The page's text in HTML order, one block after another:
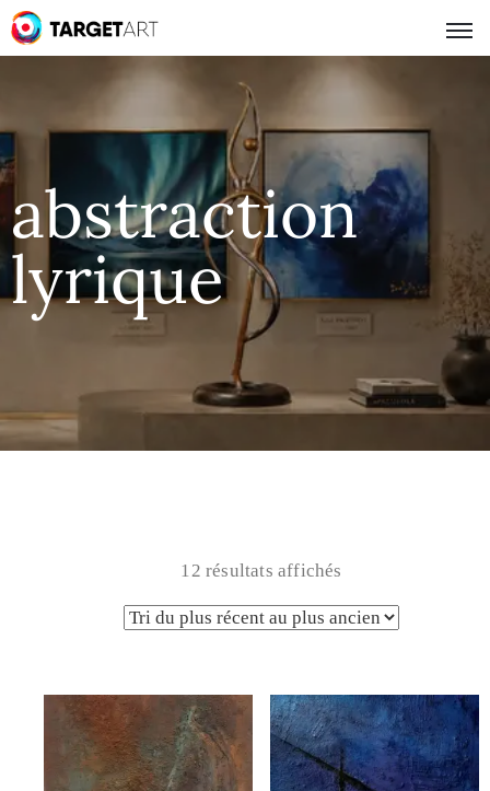
abstraction
lyrique
12 résultats affichés